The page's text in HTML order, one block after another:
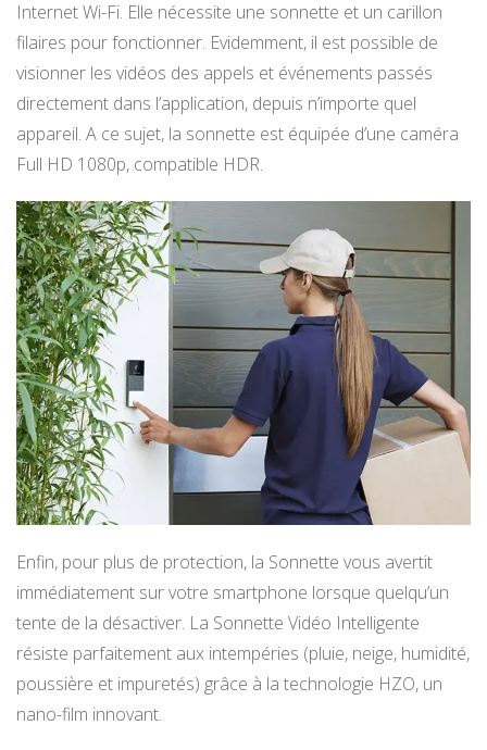
Internet Wi-Fi. Elle nécessite une sonnette et un carillon
filaires pour fonctionner. Evidemment, il est possible de
visionner les vidéos des appels et événements passés
directement dans l’application, depuis n’importe quel
appareil. A ce sujet, la sonnette est équipée d’une caméra
Full HD 1080p, compatible HDR.
Enfin, pour plus de protection, la Sonnette vous avertit
immédiatement sur votre smartphone lorsque quelqu’un
tente de la désactiver. La Sonnette Vidéo Intelligente
résiste parfaitement aux intempéries (pluie, neige, humidité,
poussière et impuretés) grâce à la technologie HZO, un
nano-film innovant.